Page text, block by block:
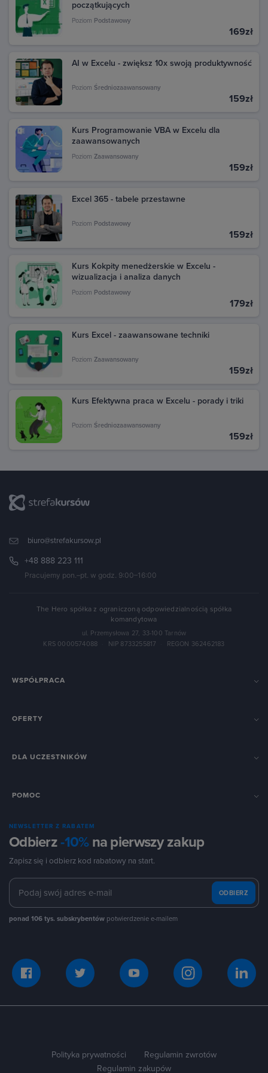
początkujących
Poziom Podstawowy
169zł
AI w Excelu - zwiększ 10x swoją produktywność
Poziom Średniozaawansowany
159zł
Kurs Programowanie VBA w Excelu dla
zaawansowanych
Poziom Zaawansowany
159zł
Excel 365 - tabele przestawne
Poziom Podstawowy
159zł
Kurs Kokpity menedżerskie w Excelu -
wizualizacja i analiza danych
Poziom Podstawowy
179zł
Kurs Excel - zaawansowane techniki
Poziom Zaawansowany
159zł
Kurs Efektywna praca w Excelu - porady i triki
Poziom Średniozaawansowany
159zł
biuro@strefakursow.pl
+48 888 223 111
Pracujemy pon.–pt. w godz. 9:00–16:00
The Hero spółka z ograniczoną odpowiedzialnością spółka
komandytowa
ul. Przemysłowa 27, 33-100 Tarnów
KRS 0000574088
NIP 8733255817 REGON 362462183
WSPÓŁPRACA
OFERTY
DLA UCZESTNIKÓW
POMOC
NEWSLETTER Z RABATEM
Odbierz-10%na pierwszy zakup
Zapisz się i odbierz kod rabatowy na start.
ODBIERZ
ponad 106 tys. subskrybentów potwierdzenie e-mailem
Polityka prywatności
Regulamin zwrotów
Regulamin zakupów